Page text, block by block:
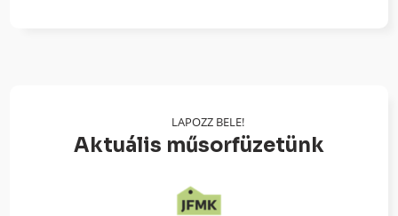
LAPOZZ BELE!
Aktuális műsorfüzetünk